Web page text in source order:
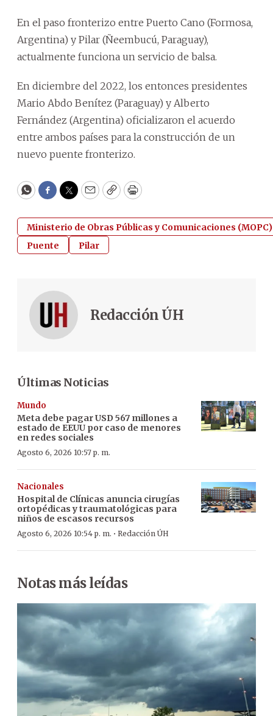
En el paso fronterizo entre Puerto Cano (Formosa,
Argentina) y Pilar (Ñeembucú, Paraguay),
actualmente funciona un servicio de balsa.
En diciembre del 2022, los entonces presidentes
Mario Abdo Benítez (Paraguay) y Alberto
Fernández (Argentina) oficializaron el acuerdo
entre ambos países para la construcción de un
nuevo puente fronterizo.
WhatsApp
Facebook
Twitter
EmailCopyPrint
Ministerio de Obras Públicas y Comunicaciones (MOPC)
Puente
Pilar
Redacción ÚH
Últimas Noticias
Mundo
Meta debe pagar USD 567 millones a
estado de EEUU por caso de menores
en redes sociales
Agosto 6, 2026 10:57 p. m.
Nacionales
Hospital de Clínicas anuncia cirugías
ortopédicas y traumatológicas para
niños de escasos recursos
Agosto 6, 2026 10:54 p. m. · Redacción ÚH
Notas más leídas